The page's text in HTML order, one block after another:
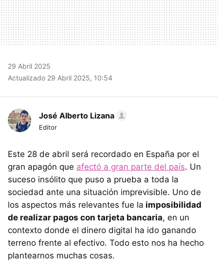
29 Abril 2025
Actualizado 29 Abril 2025, 10:54
José Alberto Lizana
Editor
Este 28 de abril será recordado en España por el
gran apagón que afectó a gran parte del país. Un
suceso insólito que puso a prueba a toda la
sociedad ante una situación imprevisible. Uno de
los aspectos más relevantes fue la imposibilidad
de realizar pagos con tarjeta bancaria, en un
contexto donde el dinero digital ha ido ganando
terreno frente al efectivo. Todo esto nos ha hecho
plantearnos muchas cosas.